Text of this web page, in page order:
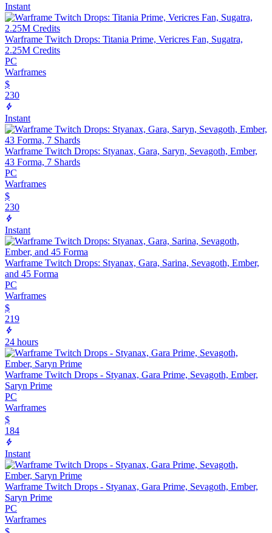
Instant
Warframe Twitch Drops: Titania Prime, Vericres Fan, Sugatra,
2.25M Credits
PC
Warframes
$
230
Instant
Warframe Twitch Drops: Styanax, Gara, Saryn, Sevagoth, Ember,
43 Forma, 7 Shards
PC
Warframes
$
230
Instant
Warframe Twitch Drops: Styanax, Gara, Sarina, Sevagoth, Ember,
and 45 Forma
PC
Warframes
$
219
24 hours
Warframe Twitch Drops - Styanax, Gara Prime, Sevagoth, Ember,
Saryn Prime
PC
Warframes
$
184
Instant
Warframe Twitch Drops - Styanax, Gara Prime, Sevagoth, Ember,
Saryn Prime
PC
Warframes